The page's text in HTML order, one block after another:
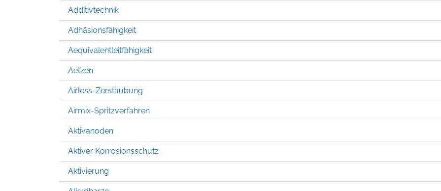
Additivtechnik
Adhäsionsfähigkeit
Aequivalentleitfähigkeit
Aetzen
Airless-Zerstäubung
Airmix-Spritzverfahren
Aktivanoden
Aktiver Korrosionsschutz
Aktivierung